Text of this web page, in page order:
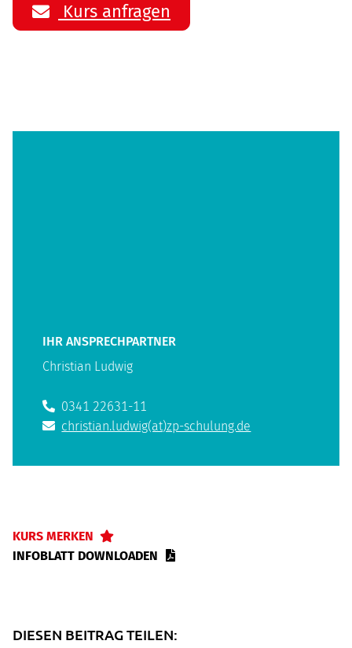
Kurs anfragen
IHR ANSPRECHPARTNER
Christian Ludwig
0341 22631-11
christian.ludwig(at)zp-schulung.de
KURS MERKEN
INFOBLATT DOWNLOADEN
DIESEN BEITRAG TEILEN: